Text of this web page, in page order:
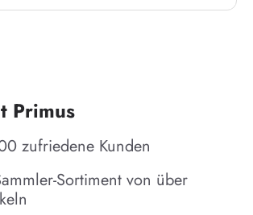
Primus
zufriedene Kunden
Sortiment von über